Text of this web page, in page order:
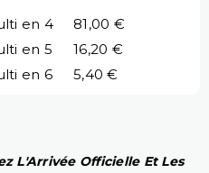
en 4
81,00 €
en 5
16,20 €
en 6 5,40 €
L'Arrivée Officielle Et Les